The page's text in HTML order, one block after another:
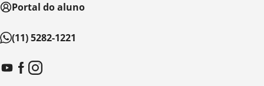
Portal do aluno
(11) 5282-1221